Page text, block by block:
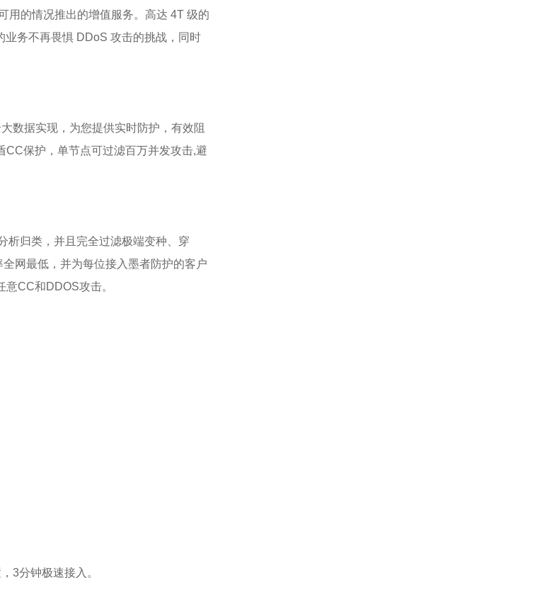
用的情况推出的增值服务。高达 4T 级的
业务不再畏惧 DDoS 攻击的挑战，同时
数据实现，为您提供实时防护，有效阻
保护，单节点可过滤百万并发攻击,避
析归类，并且完全过滤极端变种、穿
网最低，并为每位接入墨者防护的客户
CC和DDOS攻击。
3分钟极速接入。